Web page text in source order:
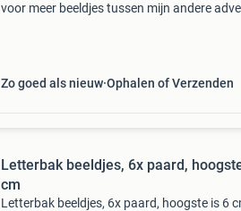
voor meer beeldjes tussen mijn andere
Zo goed als nieuw Ophalen of Verzenden
Letterbak beeldjes, 6x paard,
cm
Letterbak beeldjes, 6x paard, hoogste is 6